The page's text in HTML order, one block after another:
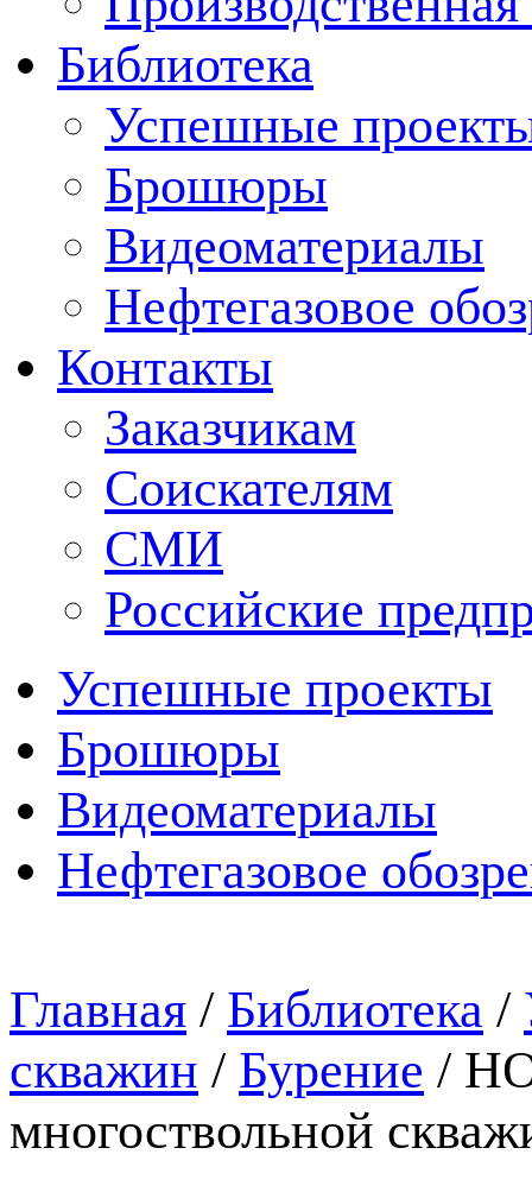
Библиотека
Успешные
Брошюры
Видеоматериалы
Нефтегазовое
Контакты
Заказчикам
Соискателям
СМИ
Российские
Успешные проекты
Брошюры
Видеоматериалы
Нефтегазовое
Главная / Библиотека /
скважин / Бурение /
многоствольной